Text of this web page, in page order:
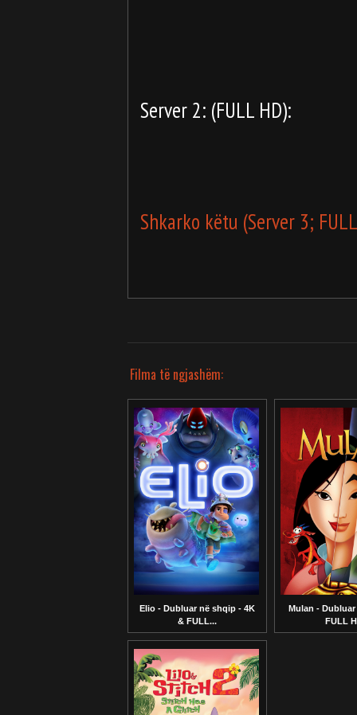
Server 2: (FULL HD):
Shkarko këtu (Server 3;
Filma të ngjashëm:
Elio - Dubluar në shqip - 4K
& FULL...
Mulan -
FULL